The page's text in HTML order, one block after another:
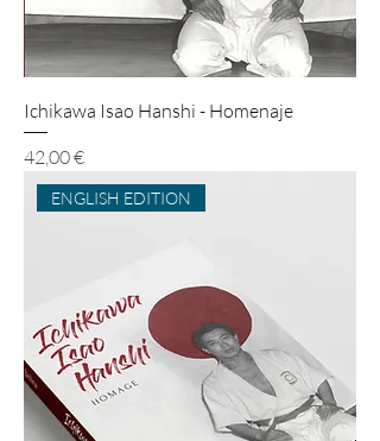
Ichikawa Isao Hanshi - Homenaje
Preis
42,00 €
ENGLISH EDITION